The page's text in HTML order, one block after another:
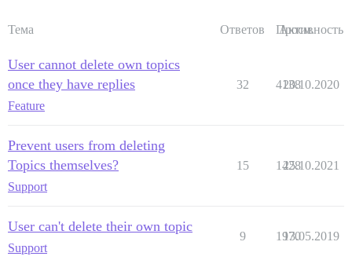
Тема Ответов Просм.
Активность
User cannot delete own topics
once they have replies
Feature
32 4138
20.10.2020
Prevent users from deleting
Topics themselves?
Support
15 1428
25.10.2021
User can't delete their own topic
Support
9 1970
13.05.2019